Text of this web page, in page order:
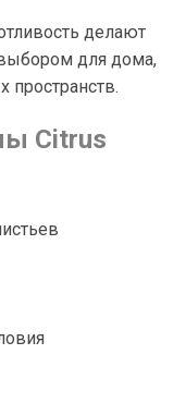
делают
для дома,
пространств.
Citrus